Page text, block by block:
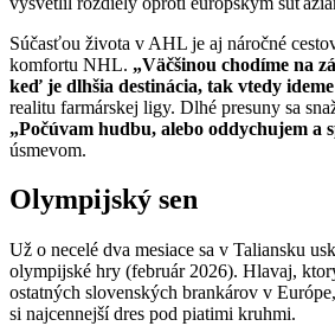
Súčasťou života v AHL je aj náročné
komfortu NHL. „Väčšinou chodíme na
keď je dlhšia destinácia, tak vtedy
realitu farmárskej ligy. Dlhé presuny sa
„Počúvam hudbu, alebo oddychujem a
úsmevom.
Olympijský sen
Už o necelé dva mesiace sa v Taliansku
olympijské hry (február 2026). Hlavaj,
ostatných slovenských brankárov v
si najcennejší dres pod piatimi kruhmi.